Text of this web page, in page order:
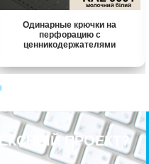
Одинарные крючки на
перфорацию с
ценникодержателями
ПРОЕКТ?